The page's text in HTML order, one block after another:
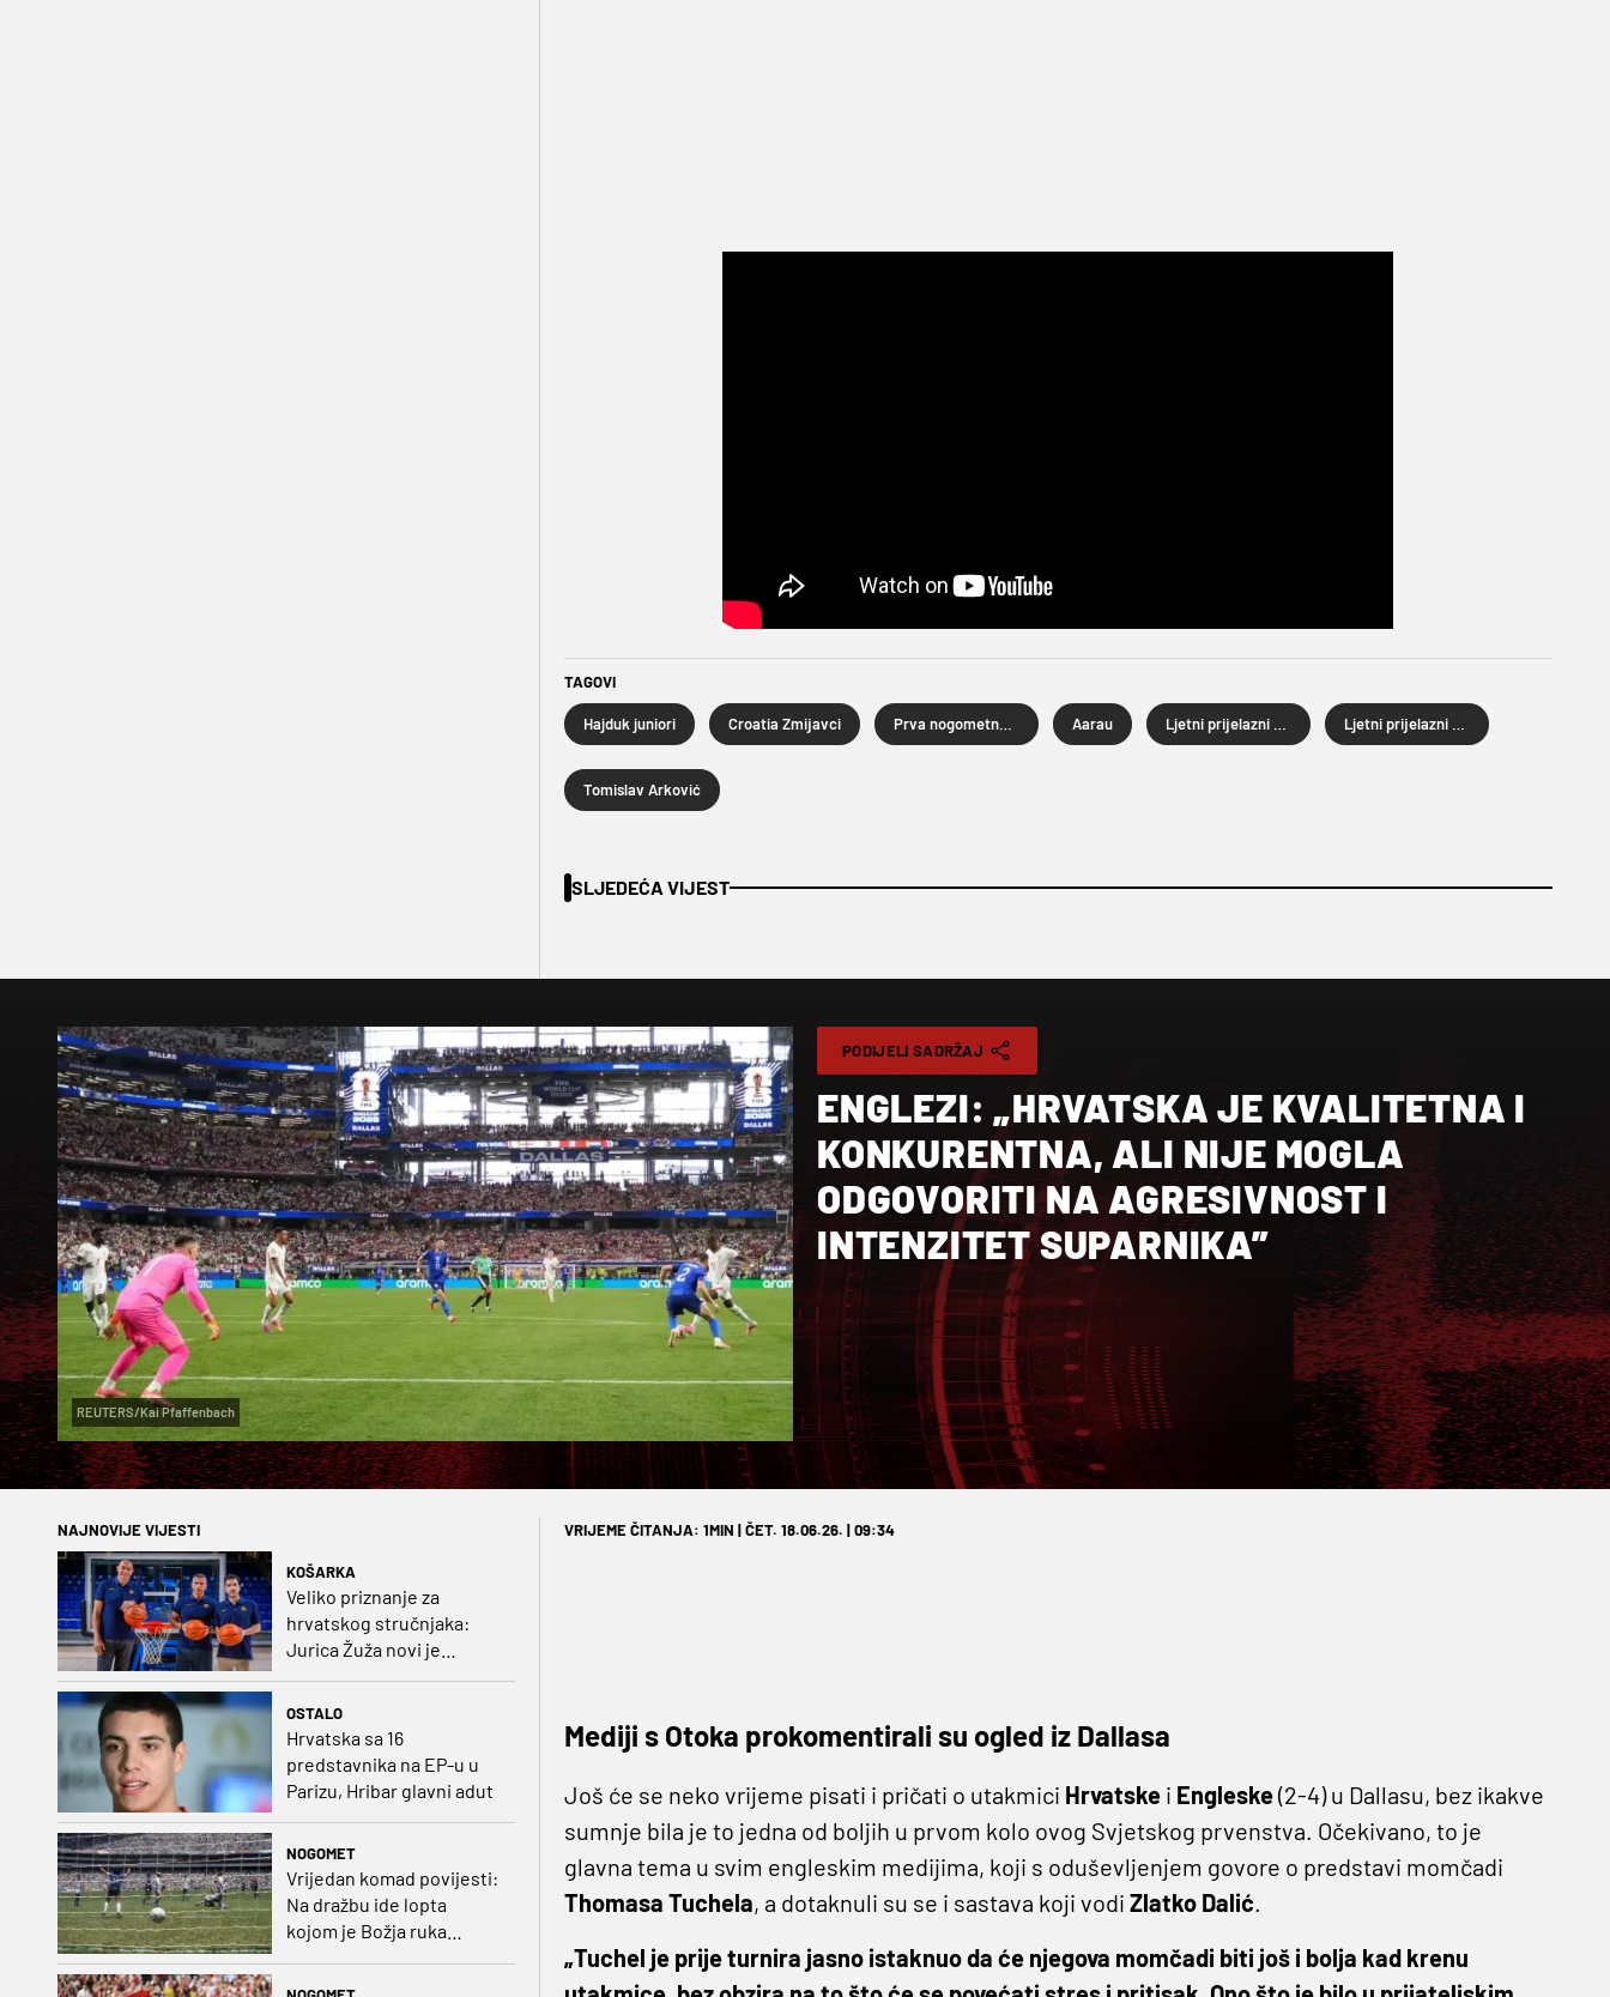
TAGOVI
Hajduk juniori Croatia Zmijavci Prva nogometna liga Aarau Ljetni prijelazni rok Ljetni prijelazni rok 2026.
Tomislav Arković
SLJEDEĆA VIJEST
REUTERS/Kai Pfaffenbach
PODIJELI SADRŽAJ
ENGLEZI: „HRVATSKA JE KVALITETNA I
KONKURENTNA, ALI NIJE MOGLA
ODGOVORITI NA AGRESIVNOST I
INTENZITET SUPARNIKA”
NAJNOVIJE VIJESTI
KOŠARKA
Veliko priznanje za
hrvatskog stručnjaka:
Jurica Žuža novi je
pomoćni trener
OSTALO
Hrvatska sa 16
predstavnika na EP-u u
Parizu, Hribar glavni adut
NOGOMET
Vrijedan komad povijesti:
Na dražbu ide lopta
kojom je Božja ruka
VRIJEME ČITANJA: 1MIN | ČET. 18.06.26. | 09:34
Mediji s Otoka prokomentirali su ogled iz Dallasa
Još će se neko vrijeme pisati i pričati o utakmici Hrvatske i Engleske(2-4) u Dallasu, bez ikakve
sumnje bila je to jedna od boljih u prvom kolo ovog Svjetskog prvenstva. Očekivano, to je
glavna tema u svim engleskim medijima, koji s oduševljenjem govore o predstavi momčadi
Thomasa Tuchela, a dotaknuli su se i sastava koji vodi Zlatko Dalić
„Tuchel je prije turnira jasno istaknuo da će njegova momčadi biti još i bolja kad krenu